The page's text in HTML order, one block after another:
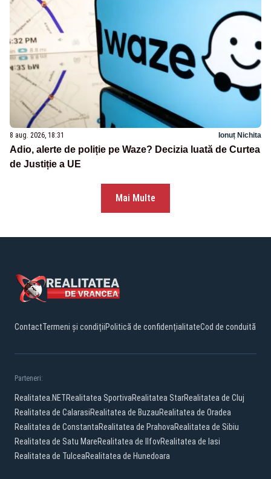
8 aug. 2026, 18:31 Ionuț Nichita
Adio, alerte de poliție pe Waze? Decizia luată de Curtea
de Justiție a UE
Mai Multe
ContactTermeni și condițiiPolitică de confidențialitateCod de conduită
Parteneri:
Realitatea.NETRealitatea SportivaRealitatea StarRealitatea de Cluj
Realitatea de CalarasiRealitatea de BuzauRealitatea de Oradea
Realitatea de ConstantaRealitatea de PrahovaRealitatea de Sibiu
Realitatea de Satu MareRealitatea de IlfovRealitatea de Iasi
Realitatea de TulceaRealitatea de Hunedoara